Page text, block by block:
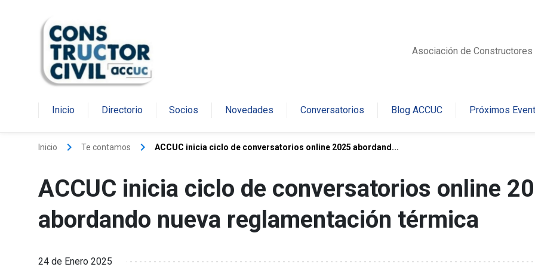
Asociación de Constructores
Inicio Directorio Socios Novedades Conversatorios Blog ACCUC Próximos
Inicio keyboard_arrow_right Te contamos keyboard_arrow_right ACCUC inicia ciclo de conversatorios online 2025 abordand...
ACCUC inicia ciclo de conversatorios online
abordando nueva reglamentación térmica
24 de Enero 2025